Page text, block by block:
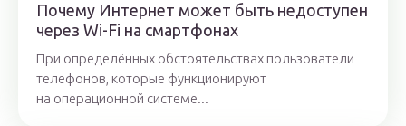
Почему Интернет может быть недоступен
через Wi-Fi на смартфонах
При определённых обстоятельствах пользователи
телефонов, которые функционируют
на операционной системе...